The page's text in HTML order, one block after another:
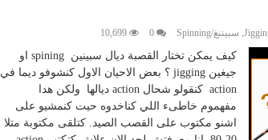
, سبيننغ/Spinning 0
10,699
كيف يمكن تختار القصبة ديال سبينين spining او
جيغين jigging ؟ بعض الاحيان الاول كنشوفو ديما في
action كنقولو شحال action ديالها ولكن هدا
مفهموم خاطىء اللي كناخدوه حيت كنمشيو على
اشنو مكتوب على القصب الصيد. كتلقى مكتوبة متلا